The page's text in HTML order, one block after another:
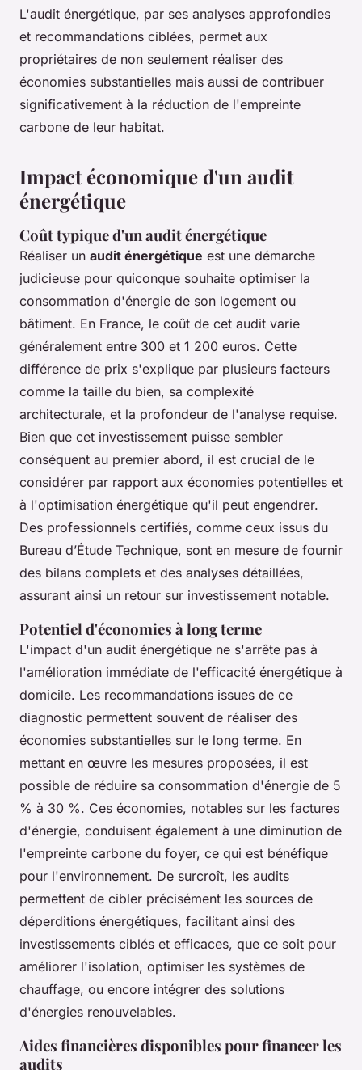
L'audit énergétique, par ses analyses approfondies
et recommandations ciblées, permet aux
propriétaires de non seulement réaliser des
économies substantielles mais aussi de contribuer
significativement à la réduction de l'empreinte
carbone de leur habitat.
Impact économique d'un audit
énergétique
Coût typique d'un audit énergétique
Réaliser un audit énergétique est une démarche
judicieuse pour quiconque souhaite optimiser la
consommation d'énergie de son logement ou
bâtiment. En France, le coût de cet audit varie
généralement entre 300 et 1 200 euros. Cette
différence de prix s'explique par plusieurs facteurs
comme la taille du bien, sa complexité
architecturale, et la profondeur de l'analyse requise.
Bien que cet investissement puisse sembler
conséquent au premier abord, il est crucial de le
considérer par rapport aux économies potentielles et
à l'optimisation énergétique qu'il peut engendrer.
Des professionnels certifiés, comme ceux issus du
Bureau d’Étude Technique, sont en mesure de fournir
des bilans complets et des analyses détaillées,
assurant ainsi un retour sur investissement notable.
Potentiel d'économies à long terme
L'impact d'un audit énergétique ne s'arrête pas à
l'amélioration immédiate de l'efficacité énergétique à
domicile. Les recommandations issues de ce
diagnostic permettent souvent de réaliser des
économies substantielles sur le long terme. En
mettant en œuvre les mesures proposées, il est
possible de réduire sa consommation d'énergie de 5
% à 30 %. Ces économies, notables sur les factures
d'énergie, conduisent également à une diminution de
l'empreinte carbone du foyer, ce qui est bénéfique
pour l'environnement. De surcroît, les audits
permettent de cibler précisément les sources de
déperditions énergétiques, facilitant ainsi des
investissements ciblés et efficaces, que ce soit pour
améliorer l'isolation, optimiser les systèmes de
chauffage, ou encore intégrer des solutions
d'énergies renouvelables.
Aides financières disponibles pour financer les
audits